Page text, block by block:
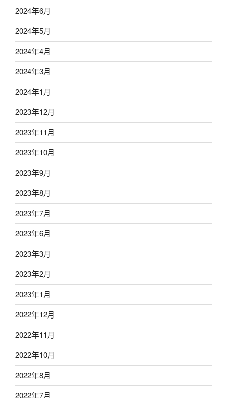
2024年6月
2024年5月
2024年4月
2024年3月
2024年1月
2023年12月
2023年11月
2023年10月
2023年9月
2023年8月
2023年7月
2023年6月
2023年3月
2023年2月
2023年1月
2022年12月
2022年11月
2022年10月
2022年8月
2022年7月